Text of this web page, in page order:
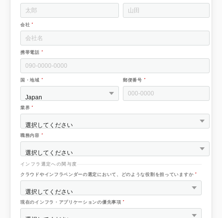
会社*
携帯電話 *
国・地域 * 郵便番号 *
業界*
職務内容 *
インフラ選定への関与度
クラウドやインフラベンダーの選定において、どのような役割を担っていますか *
現在のインフラ・アプリケーションの優先事項*